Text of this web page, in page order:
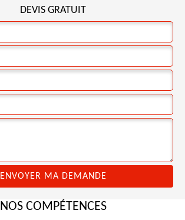
DEVIS GRATUIT
NOS COMPÉTENCES